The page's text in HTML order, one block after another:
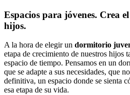
Espacios para jóvenes. Crea
hijos.
A la hora de elegir un dormitorio
etapa de crecimiento de nuestros hijos
espacio de tiempo. Pensamos en un
que se adapte a sus necesidades, que
definitiva, un espacio donde se sienta
esa etapa de su vida.